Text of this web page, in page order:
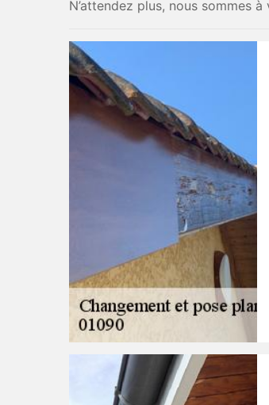
N’attendez plus, nous sommes